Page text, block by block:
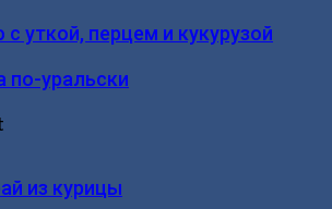
уткой, перцем и кукурузой
по-уральски
из курицы